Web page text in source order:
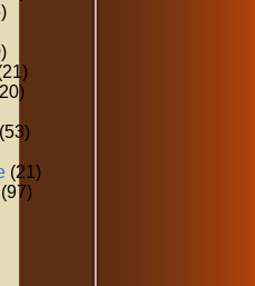
(53)
(21)
(97)